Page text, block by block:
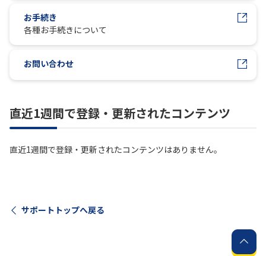
履歴・お気に入り
NTTドコモビジネスのお客さ
工事・故障情報通知
OCN サービス一覧
お手続き
各種お手続きについて
お問い合わせ
直近1週間で登録・更新されたコンテンツ
直近1週間で登録・更新されたコンテンツはありません。
サポートトップへ戻る